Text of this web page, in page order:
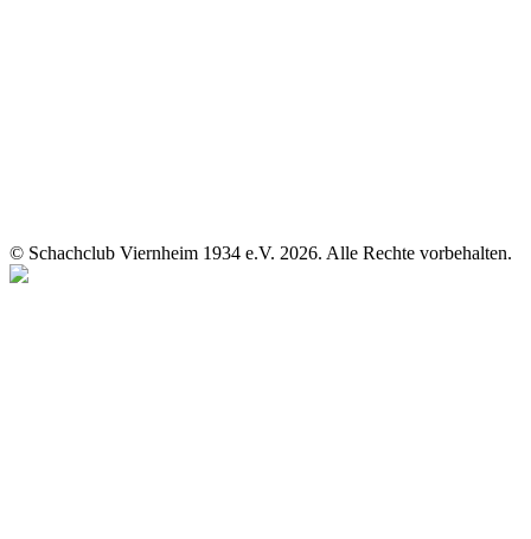
© Schachclub Viernheim 1934 e.V. 2026. Alle Rechte vorbehalten.